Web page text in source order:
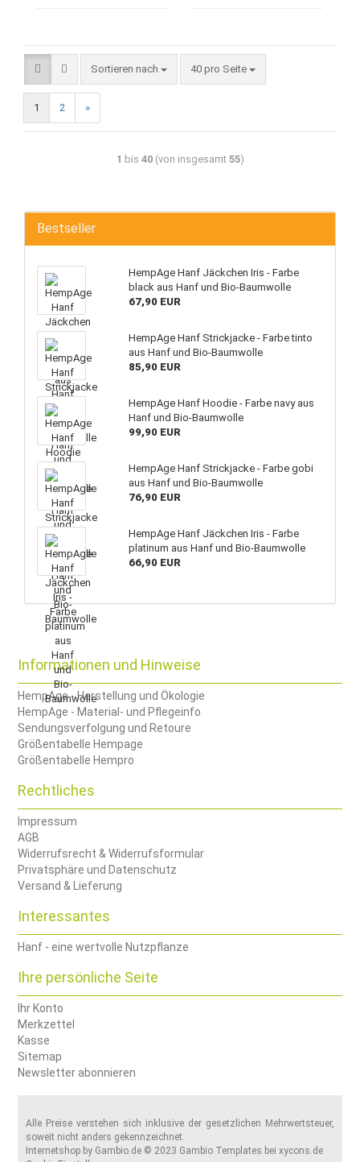
Sortieren nach 40 pro Seite
1 2 »
1 bis 40(von insgesamt 55)
Bestseller
HempAge Hanf Jäckchen Iris - Farbe
black aus Hanf und Bio-Baumwolle
67,90 EUR
HempAge Hanf Strickjacke - Farbe tinto
aus Hanf und Bio-Baumwolle
85,90 EUR
HempAge Hanf Hoodie - Farbe navy aus
Hanf und Bio-Baumwolle
99,90 EUR
HempAge Hanf Strickjacke - Farbe gobi
aus Hanf und Bio-Baumwolle
76,90 EUR
HempAge Hanf Jäckchen Iris - Farbe
platinum aus Hanf und Bio-Baumwolle
66,90 EUR
Informationen und Hinweise
HempAge - Herstellung und Ökologie
HempAge - Material- und Pflegeinfo
Sendungsverfolgung und Retoure
Größentabelle Hempage
Größentabelle Hempro
Rechtliches
Impressum
AGB
Widerrufsrecht & Widerrufsformular
Privatsphäre und Datenschutz
Versand & Lieferung
Interessantes
Hanf - eine wertvolle Nutzpflanze
Ihre persönliche Seite
Ihr Konto
Merkzettel
Kasse
Sitemap
Newsletter abonnieren
Alle Preise verstehen sich inklusive der gesetzlichen Mehrwertsteuer,
soweit nicht anders gekennzeichnet.
Internetshop by Gambio.de © 2023 Gambio Templates beixycons.de